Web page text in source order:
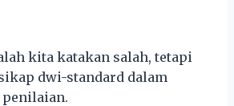
kita katakan salah, tetapi
dwi-standard dalam
penilaian.